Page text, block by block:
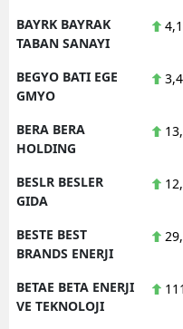
BAYRK BAYRAK
TABAN SANAYI
BEGYO BATI EGE
GMYO
BERA BERA
HOLDING
BESLR BESLER
GIDA
BESTE BEST
BRANDS ENERJI
BETAE BETA ENERJI
VE TEKNOLOJI